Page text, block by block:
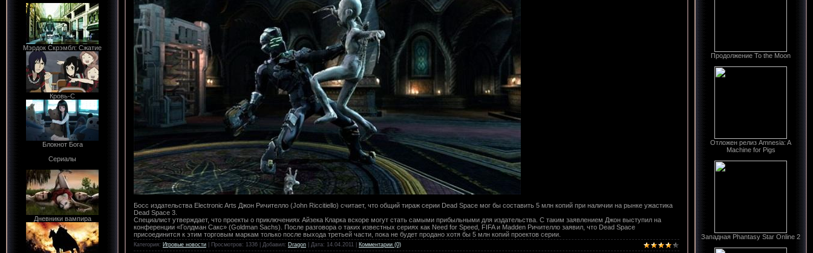
Мэрдок Скрэмбл: Сжатие
Кровь-С
Блокнот Бога
Сериалы
Дневники вампира
Босс издательства Electronic Arts Джон Ричителло (John Riccitiello) считает, что общий тираж серии Dead Space мог бы составить 5 млн копий при наличии на рынке ужастика
Dead Space 3.
Специалист утверждает, что проекты о приключениях Айзека Кларка вскоре могут стать самыми прибыльными для издательства. С таким заявлением Джон выступил на
конференции «Голдман Сакс» (Goldman Sachs). После разговора о таких известных сериях как Need for Speed, FIFA и Madden Ричителло заявил, что Dead Space
присоединится к этим торговым маркам только после выхода третьей части, пока не будет продано хотя бы 5 млн копий проектов серии.
Категория: Игровые новости | Просмотров: 1336 | Добавил: Dragon | Дата: 14.04.2011 Комментарии (0)
Продолжение To the Moon
Отложен релиз Amnesia: A
Machine for Pigs
Западная Phantasy Star Online 2